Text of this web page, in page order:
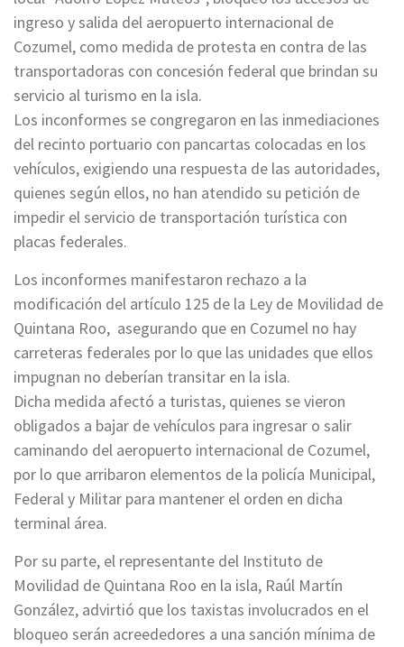
ingreso y salida del aeropuerto internacional de
Cozumel, como medida de protesta en contra de las
transportadoras con concesión federal que brindan su
servicio al turismo en la isla.
Los inconformes se congregaron en las inmediaciones
del recinto portuario con pancartas colocadas en los
vehículos, exigiendo una respuesta de las autoridades,
quienes según ellos, no han atendido su petición de
impedir el servicio de transportación turística con
placas federales.
Los inconformes manifestaron rechazo a la
modificación del artículo 125 de la Ley de Movilidad de
Quintana Roo, asegurando que en Cozumel no hay
carreteras federales por lo que las unidades que ellos
impugnan no deberían transitar en la isla.
Dicha medida afectó a turistas, quienes se vieron
obligados a bajar de vehículos para ingresar o salir
caminando del aeropuerto internacional de Cozumel,
por lo que arribaron elementos de la policía Municipal,
Federal y Militar para mantener el orden en dicha
terminal área.
Por su parte, el representante del Instituto de
Movilidad de Quintana Roo en la isla, Raúl Martín
González, advirtió que los taxistas involucrados en el
bloqueo serán acreededores a una sanción mínima de